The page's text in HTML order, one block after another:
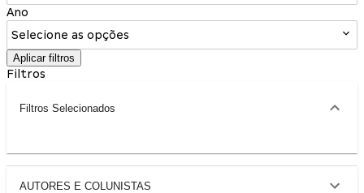
Ano
Selecione as opções
Aplicar filtros
Filtros
Filtros Selecionados
AUTORES E COLUNISTAS